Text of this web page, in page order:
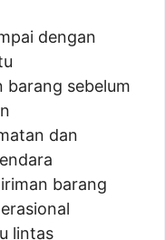
dengan
barang sebelum
dan
barang
lintas